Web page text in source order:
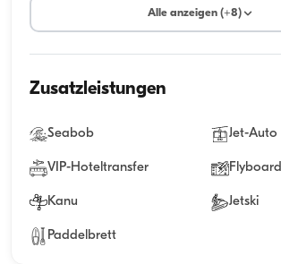
Alle anzeigen (+8)
Zusatzleistungen
Seabob Jet-Auto
VIP-Hoteltransfer Flyboard
Kanu Jetski
Paddelbrett